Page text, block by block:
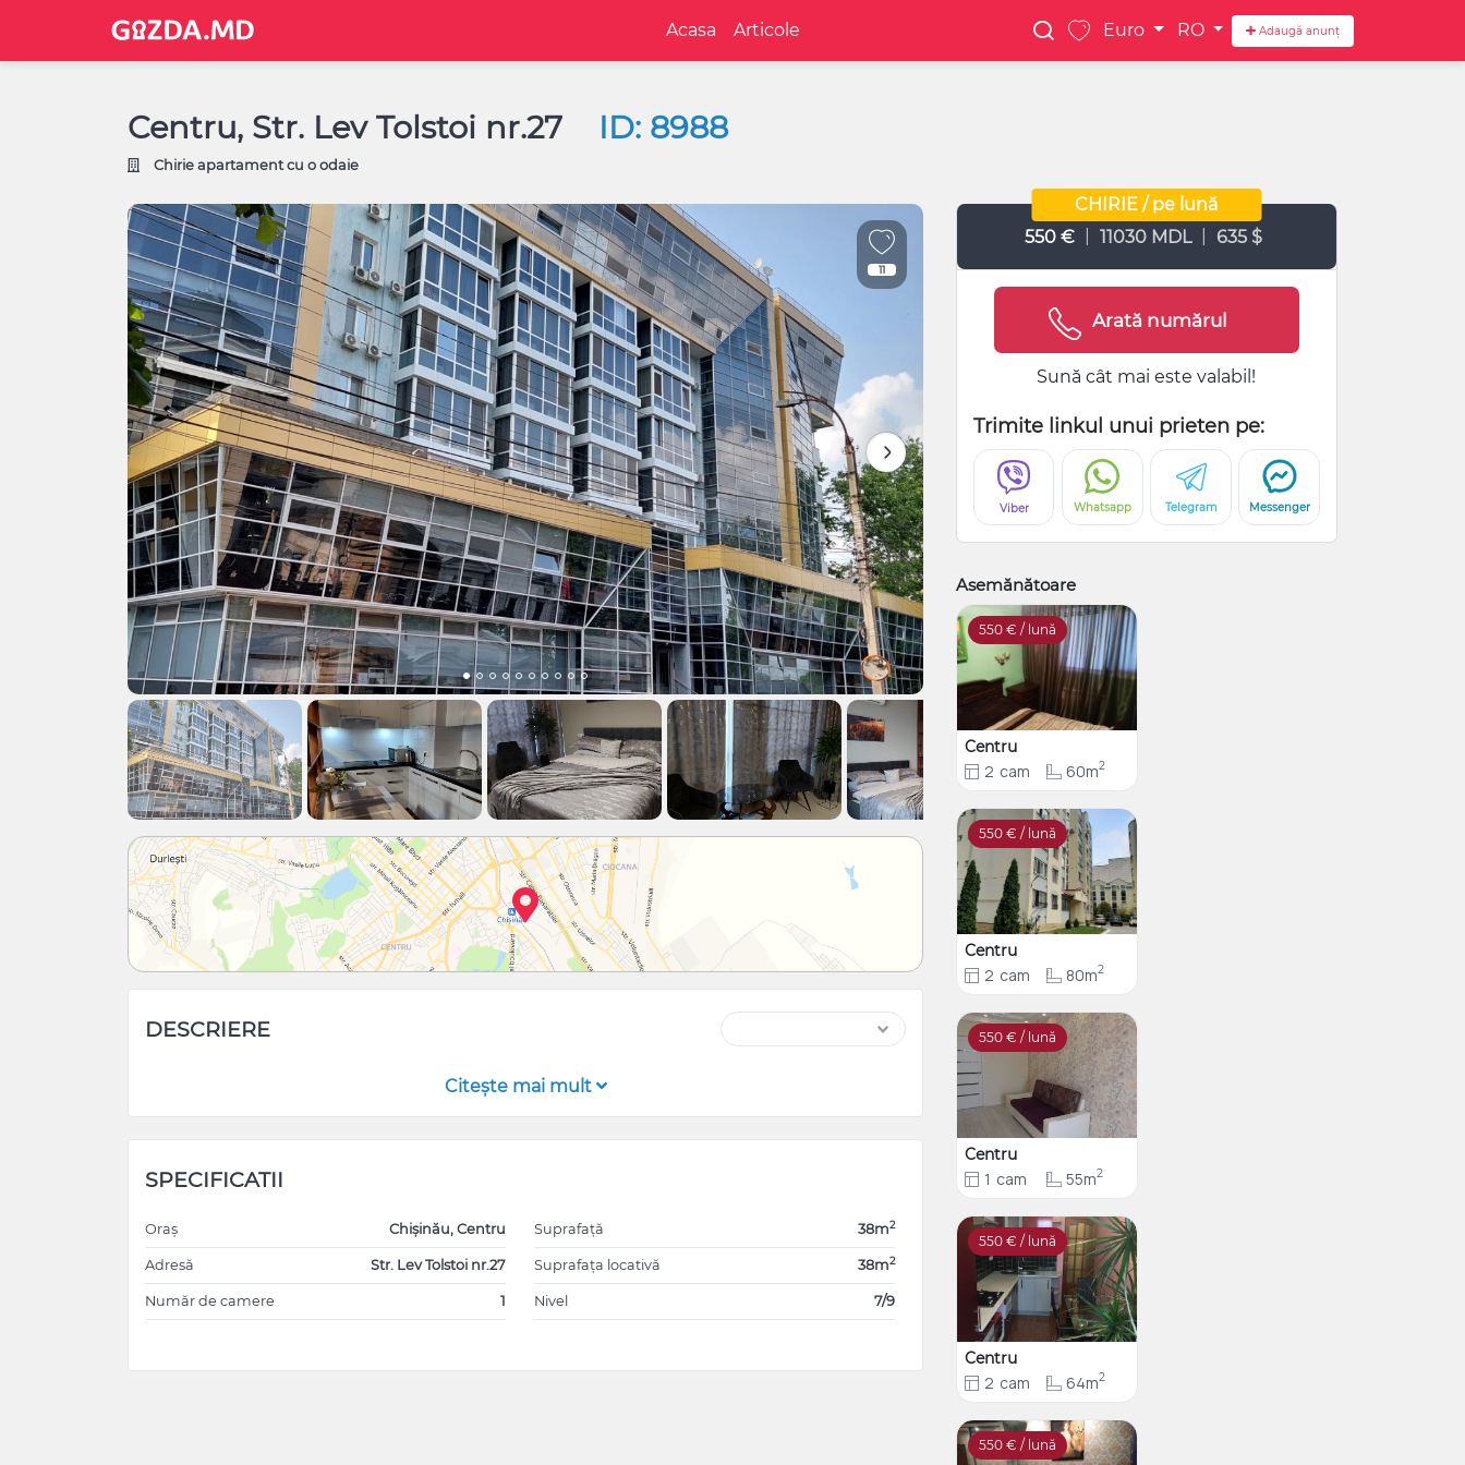
Acasa Articole Euro RO Adaugă anunț
Centru, Str. Lev Tolstoi nr.27 ID: 8988
Chirie apartament cu o odaie
11
DESCRIERE
Citeşte mai mult
SPECIFICATII
Oraș Chișinău, Centru
Adresă Str. Lev Tolstoi nr.27
Număr de camere 1
Suprafață 38m2
Suprafața locativă 38m2
Nivel 7/9
CHIRIE / pe lună
550 €
11030 MDL 635 $
Arată numărul
Sună cât mai este valabil!
Trimite linkul unui prieten pe:
Viber Whatsapp Telegram Messenger
Asemănătoare
550 € / lună
Centru
2 cam 60m2
550 € / lună
Centru
2 cam 80m2
550 € / lună
Centru
1 cam 55m2
550 € / lună
Centru
2 cam 64m2
550 € / lună